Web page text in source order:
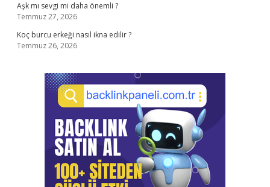
Aşk mı sevgi mi daha önemli ?
Temmuz 27, 2026
Koç burcu erkeği nasıl ikna edilir ?
Temmuz 26, 2026